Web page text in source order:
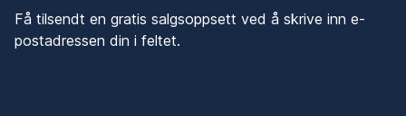
Få tilsendt en gratis salgsoppsett ved å skrive inn e-
postadressen din i feltet.